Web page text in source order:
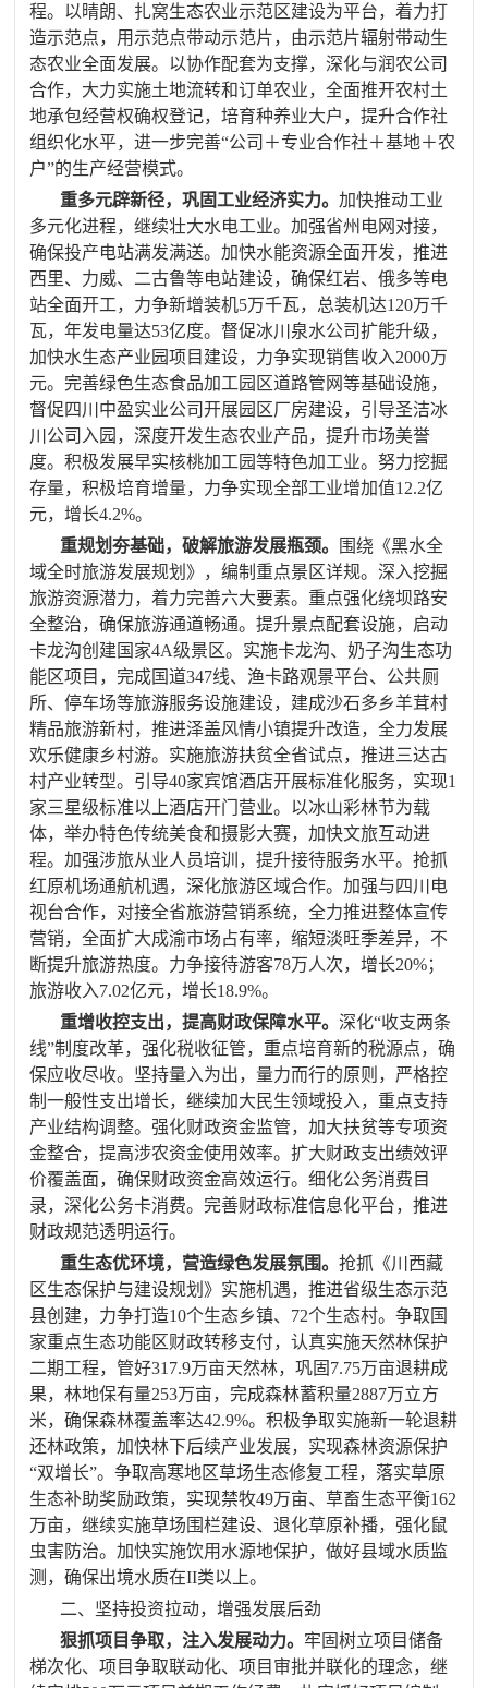
程。 以晴朗、扎窝生态农业示范区建设为平台，着力打
造示范点，用示范点带动示范片，由示范片辐射带动生
态农业全面发展。以协作配套为支撑，深化与润农公司
合作， 大力实施土地流转和订单农业，全面推开农村土
地承包经营权确权登记，培育种养业大户，提升合作社
组织化水平，进一步完善“公司＋专业合作社＋基地＋农
户”的生产经营模式。
重多元辟新径，巩固工业经济实力。加快推动工业
多元化进程，继续壮大水电工业。加强省州电网对接，
确保投产电站满发满送。加快水能资源全面开发，推进
西里、力威、二古鲁等电站建设，确保红岩、俄多等电
站全面开工，力争新增装机5万千瓦，总装机达120万千
瓦，年发电量达53亿度。督促冰川泉水公司扩能升级，
加快水生态产业园项目建设，力争实现销售收入2000万
元。完善绿色生态食品加工园区道路管网等基础设施，
督促四川中盈实业公司开展园区厂房建设，引导圣洁冰
川公司入园，深度开发生态农业产品，提升市场美誉
度。积极发展早实核桃加工园等特色加工业。努力挖掘
存量，积极培育增量，力争实现全部工业增加值12.2亿
元，增长4.2%。
重规划夯基础，破解旅游发展瓶颈。
围绕《黑水全
域全时旅游发展规划》，编制重点景区详规。深入挖掘
旅游资源潜力，着力完善六大要素。重点强化绕坝路安
全整治，确保旅游通道畅通。提升景点配套设施，启动
卡龙沟创建国家4A级景区。 实施卡龙沟、奶子沟生态功
能区项目，完成国道347线、渔卡路观景平台、公共厕
所、停车场等旅游服务设施建设， 建成沙石多乡羊茸村
精品旅游新村，推进泽盖风情小镇提升改造，全力发展
欢乐健康乡村游。实施旅游扶贫全省试点，推进三达古
村产业转型。引导40家宾馆酒店开展标准化服务，实现1
家三星级标准以上酒店开门营业。以冰山彩林节为载
体，举办特色传统美食和摄影大赛，加快文旅互动进
程。加强涉旅从业人员培训，提升接待服务水平。抢抓
红原机场通航机遇，深化旅游区域合作。加强与四川电
视台合作， 对接全省旅游营销系统，全力推进整体宣传
营销，全面扩大成渝市场占有率，缩短淡旺季差异，不
断提升旅游热度。 力争接待游客78万人次，增长20%；
旅游收入7.02亿元，增长18.9%。
重增收控支出，提高财政保障水平。深化“收支两条
线”制度改革，强化税收征管，重点培育新的税源点，确
保应收尽收。坚持量入为出，量力而行的原则， 严格控
制一般性支出增长，继续加大民生领域投入，重点支持
产业结构调整。强化财政资金监管，加大扶贫等专项资
金整合，提高涉农资金使用效率。扩大财政支出绩效评
价覆盖面，确保财政资金高效运行。细化公务消费目
录，深化公务卡消费。 完善财政标准信息化平台，推进
财政规范透明运行。
重生态优环境，营造绿色发展氛围。抢抓《川西藏
区生态保护与建设规划》实施机遇，推进省级生态示范
县创建，力争打造10个生态乡镇、 72个生态村。争取国
家重点生态功能区财政转移支付，认真实施天然林保护
二期工程，管好317.9万亩天然林，巩固 7.75万亩退耕成
果，林地保有量253万亩，完成森林蓄积量2887万立方
米，确保森林覆盖率达42.9%。积极争取实施新一轮退耕
还林政策，加快林下后续产业发展，实现森林资源保护
“双增长”。争取高寒地区草场生态修复工程，落实草原
生态补助奖励政策，实现禁牧49万亩、草畜生态平衡162
万亩，继续实施草场围栏建设、退化草原补播，强化鼠
虫害防治。加快实施饮用水源地保护，做好县域水质监
测，确保出境水质在II类以上。
二、坚持投资拉动，增强发展后劲
狠抓项目争取，注入发展动力。 牢固树立项目储备
梯次化、项目争取联动化、项目审批并联化的理念，继